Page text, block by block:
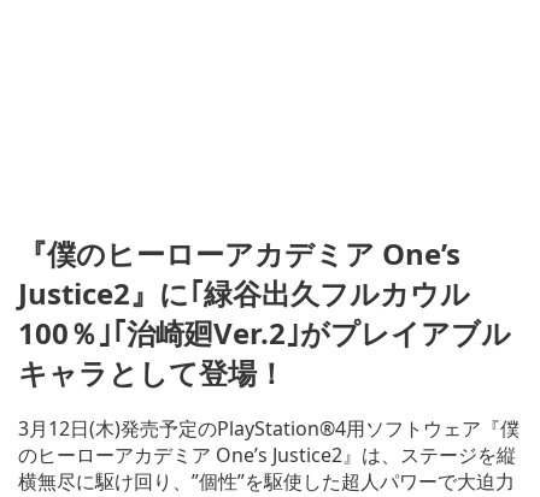
『僕のヒーローアカデミア One’s
Justice2』に｢緑谷出久フルカウル
100％｣｢治崎廻Ver.2｣がプレイアブル
キャラとして登場！
3月12日(木)発売予定のPlayStation®4用ソフトウェア『僕
のヒーローアカデミア One’s Justice2』は、ステージを縦
横無尽に駆け回り、”個性”を駆使した超人パワーで大迫力